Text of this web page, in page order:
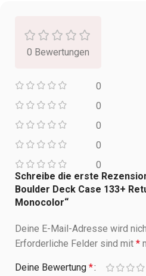
0 Bewertungen
0
0
0
0
0
Schreibe die erste
Boulder Deck Case 133+
Monocolor“
Deine E-Mail-Adresse wird
Erforderliche Felder sind mit *
Deine Bewertung *